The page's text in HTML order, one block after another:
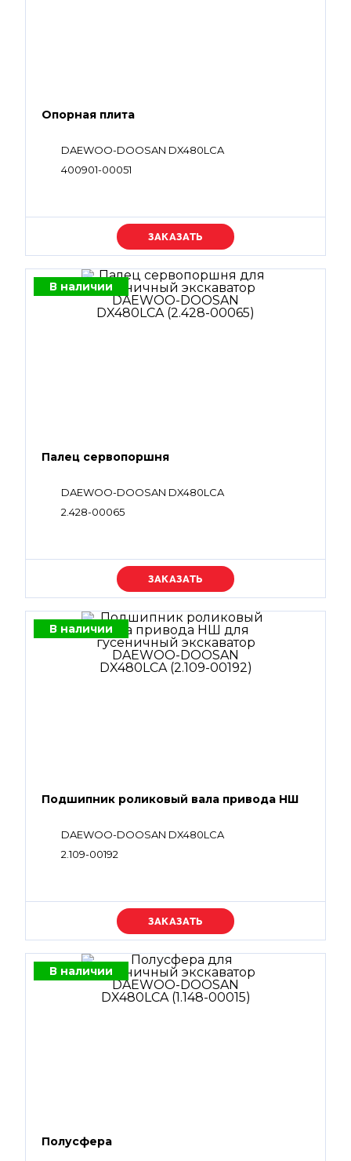
Опорная плита
DAEWOO-DOOSAN DX480LCA
400901-00051
Уточняйте цену
В наличии
Палец сервопоршня
DAEWOO-DOOSAN DX480LCA
2.428-00065
Уточняйте цену
В наличии
Подшипник роликовый вала привода НШ
DAEWOO-DOOSAN DX480LCA
2.109-00192
Уточняйте цену
В наличии
Полусфера